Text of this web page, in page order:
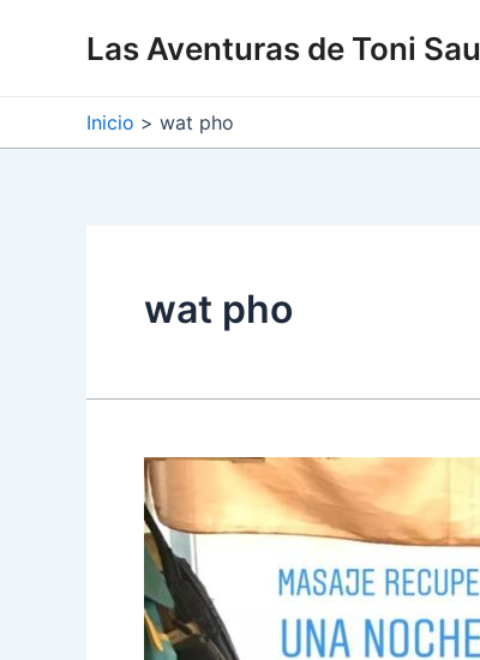
Las Aventuras de Toni Sau
Inicio wat pho
wat pho